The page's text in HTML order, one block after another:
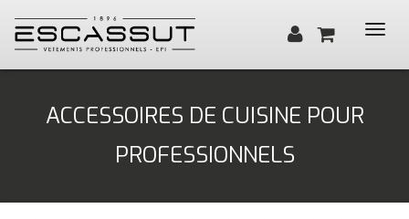
Santé, Bien-être
Cuisine, Hôtellerie, Restauration
ACCESSOIRES DE CUISINE POUR
PROFESSIONNELS